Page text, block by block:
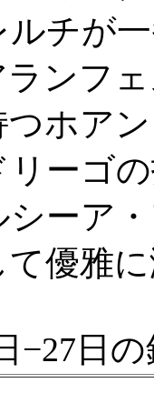
チが
ンフ
つホア
ーゴ
ーア
優雅
−27日